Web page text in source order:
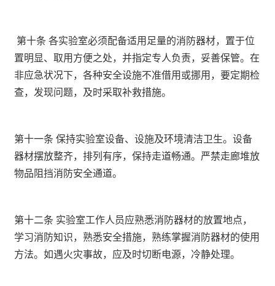
第十条 各实验室必须配备适用足量的消防器材，置于位
置明显、取用方便之处，并指定专人负责，妥善保管。在
非应急状况下，各种安全设施不准借用或挪用，要定期检
查，发现问题，及时采取补救措施。
第十一条 保持实验室设备、设施及环境清洁卫生。设备
器材摆放整齐，排列有序，保持走道畅通。严禁走廊堆放
物品阻挡消防安全通道。
第十二条 实验室工作人员应熟悉消防器材的放置地点，
学习消防知识，熟悉安全措施，熟练掌握消防器材的使用
方法。如遇火灾事故，应及时切断电源，冷静处理。